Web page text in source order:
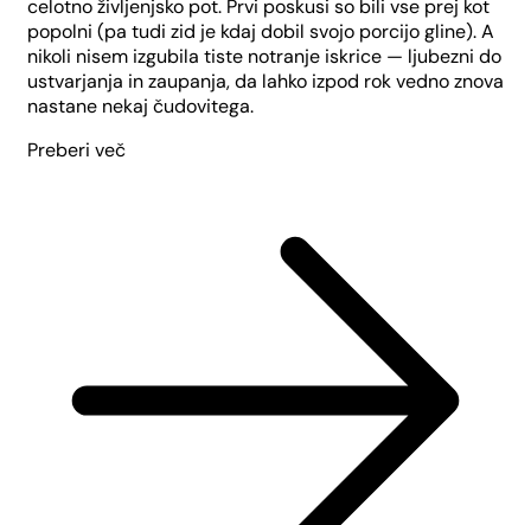
celotno življenjsko pot. Prvi poskusi so bili vse prej kot
popolni (pa tudi zid je kdaj dobil svojo porcijo gline). A
nikoli nisem izgubila tiste notranje iskrice — ljubezni do
ustvarjanja in zaupanja, da lahko izpod rok vedno znova
nastane nekaj čudovitega.
Preberi več